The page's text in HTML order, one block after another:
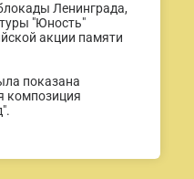
Ленинграда,
"Юность"
акции памяти
показана
композиция